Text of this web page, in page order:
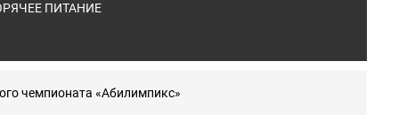
ПИТАНИЕ
чемпионата «Абилимпикс»